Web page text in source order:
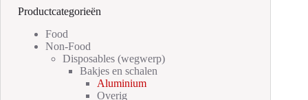
Productcategorieën
Food
Non-Food
Disposables (wegwerp)
Bakjes en schalen
Aluminium
Overig